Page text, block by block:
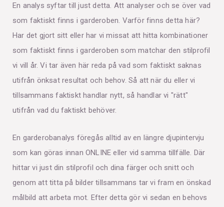
En analys syftar till just detta. Att analyser och se över vad
som faktiskt finns i garderoben. Varför finns detta här?
Har det gjort sitt eller har vi missat att hitta kombinationer
som faktiskt finns i garderoben som matchar den stilprofil
vi vill år. Vi tar även här reda på vad som faktiskt saknas
utifrån önksat resultat och behov. Så att när du eller vi
tillsammans faktiskt handlar nytt, så handlar vi "rätt"
utifrån vad du faktiskt behöver.
En garderobanalys föregås alltid av en längre djupintervju
som kan göras innan ONLINE eller vid samma tillfälle. Där
hittar vi just din stilprofil och dina färger och snitt och
genom att titta på bilder tillsammans tar vi fram en önskad
målbild att arbeta mot. Efter detta gör vi sedan en behovs